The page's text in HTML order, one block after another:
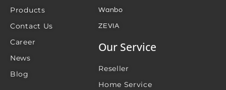
Products
Contact Us
Career
News
Blog
Wanbo
ZEVIA
Our Service
Reseller
Home Service